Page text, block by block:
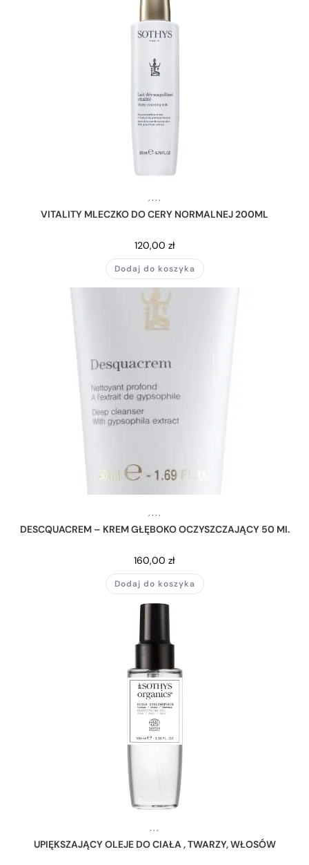
, , , ,
VITALITY MLECZKO DO CERY NORMALNEJ 200ML
120,00 zł
Dodaj do koszyka
, , , ,
DESCQUACREM – KREM GŁĘBOKO OCZYSZCZAJĄCY 50 MI.
160,00 zł
Dodaj do koszyka
, , ,
UPIĘKSZAJĄCY OLEJE DO CIAŁA , TWARZY, WŁOSÓW